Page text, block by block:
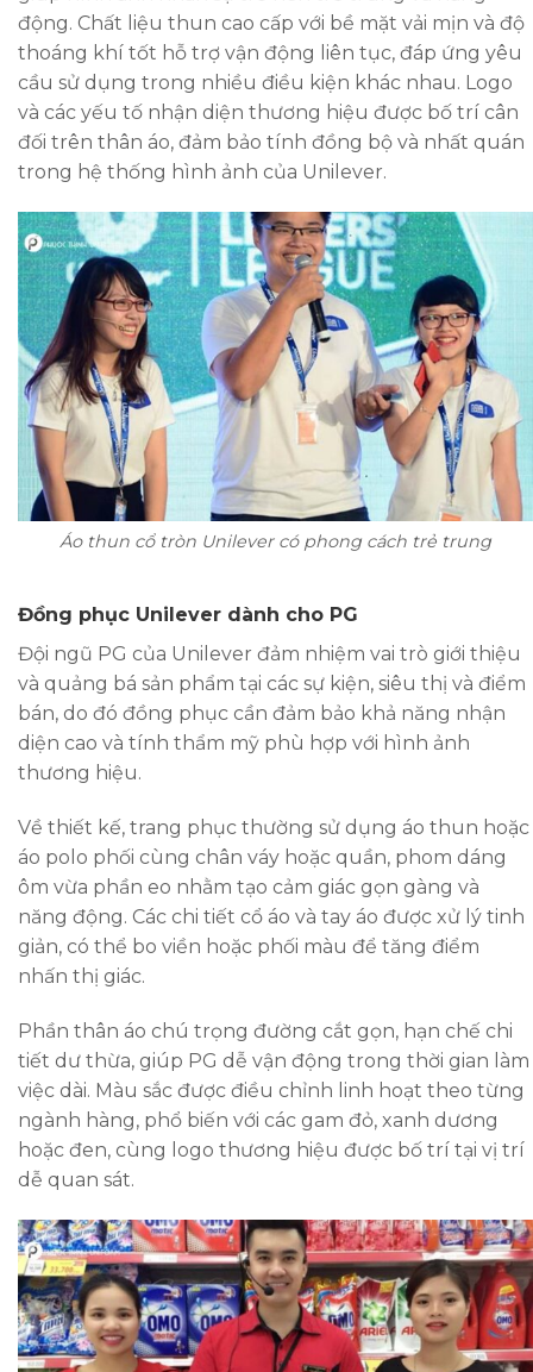
động. Chất liệu thun cao cấp với bề mặt vải mịn và độ
thoáng khí tốt hỗ trợ vận động liên tục, đáp ứng yêu
cầu sử dụng trong nhiều điều kiện khác nhau. Logo
và các yếu tố nhận diện thương hiệu được bố trí cân
đối trên thân áo, đảm bảo tính đồng bộ và nhất quán
trong hệ thống hình ảnh của Unilever.
Áo thun cổ tròn Unilever có phong cách trẻ trung
Đồng phục Unilever dành cho PG
Đội ngũ PG của Unilever đảm nhiệm vai trò giới thiệu
và quảng bá sản phẩm tại các sự kiện, siêu thị và điểm
bán, do đó đồng phục cần đảm bảo khả năng nhận
diện cao và tính thẩm mỹ phù hợp với hình ảnh
thương hiệu.
Về thiết kế, trang phục thường sử dụng áo thun hoặc
áo polo phối cùng chân váy hoặc quần, phom dáng
ôm vừa phần eo nhằm tạo cảm giác gọn gàng và
năng động. Các chi tiết cổ áo và tay áo được xử lý tinh
giản, có thể bo viền hoặc phối màu để tăng điểm
nhấn thị giác.
Phần thân áo chú trọng đường cắt gọn, hạn chế chi
tiết dư thừa, giúp PG dễ vận động trong thời gian làm
việc dài. Màu sắc được điều chỉnh linh hoạt theo từng
ngành hàng, phổ biến với các gam đỏ, xanh dương
hoặc đen, cùng logo thương hiệu được bố trí tại vị trí
dễ quan sát.